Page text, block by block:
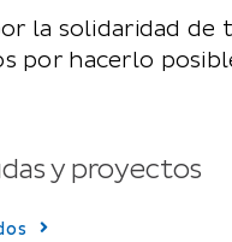
la solidaridad de
por hacerlo
y proyectos